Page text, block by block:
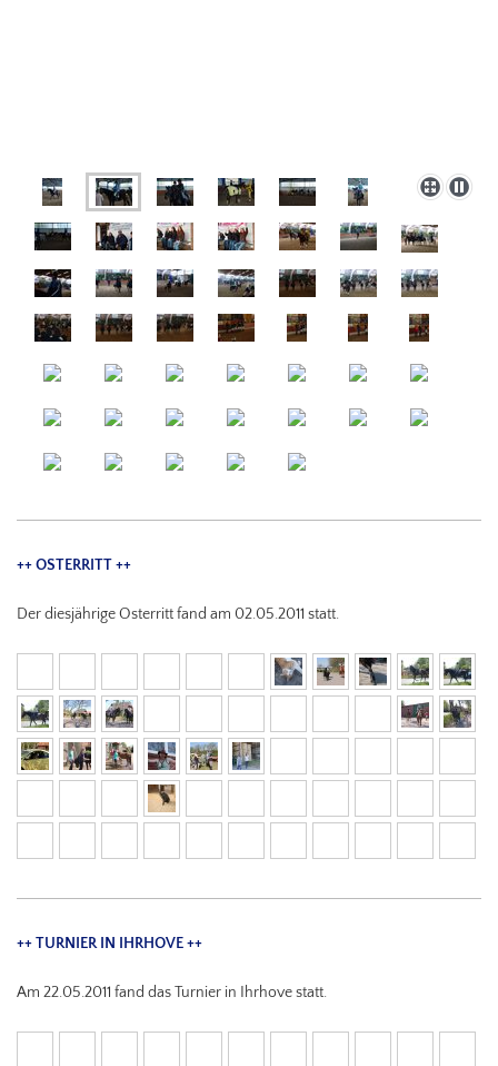
++ OSTERRITT ++
Der diesjährige Osterritt fand am 02.05.2011 statt.
++ TURNIER IN IHRHOVE ++
Am 22.05.2011 fand das Turnier in Ihrhove statt.